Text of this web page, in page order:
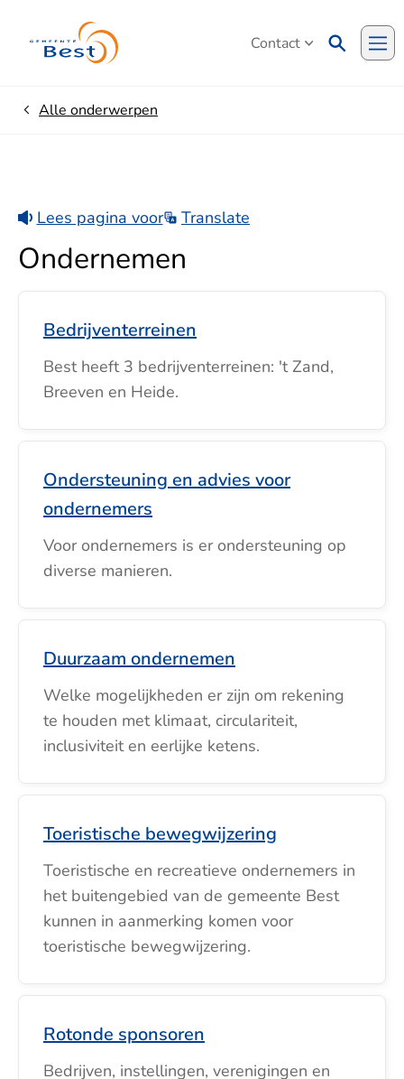
Contact
Home
Alle onderwerpen
Lees pagina voor Translate
Ondernemen
Bedrijventerreinen
Best heeft 3 bedrijventerreinen: 't Zand,
Breeven en Heide.
Ondersteuning en advies voor
ondernemers
Voor ondernemers is er ondersteuning op
diverse manieren.
Duurzaam ondernemen
Welke mogelijkheden er zijn om rekening
te houden met klimaat, circulariteit,
inclusiviteit en eerlijke ketens.
Toeristische bewegwijzering
Toeristische en recreatieve ondernemers in
het buitengebied van de gemeente Best
kunnen in aanmerking komen voor
toeristische bewegwijzering.
Rotonde sponsoren
Bedrijven, instellingen, verenigingen en